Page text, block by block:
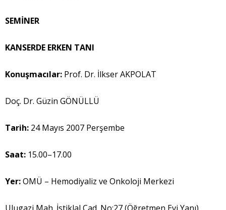
SEMİNER
KANSERDE ERKEN TANI
Konuşmacılar: Prof. Dr. İlkser AKPOLAT
Doç. Dr. Güzin GÖNÜLLÜ
Tarih: 24 Mayıs 2007 Perşembe
Saat: 15.00–17.00
Yer:OMÜ – Hemodiyaliz ve Onkoloji Merkezi